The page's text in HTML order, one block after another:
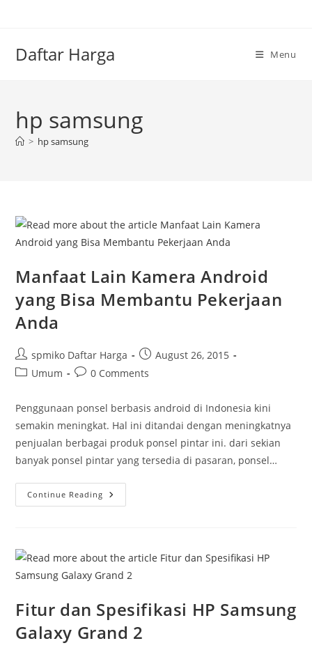
Daftar Harga Menu
hp samsung
> hp samsung
Manfaat Lain Kamera Android
yang Bisa Membantu Pekerjaan
Anda
Post
author:
spmiko Daftar Harga
Post
published:
August 26, 2015
PostUmum
Post0 Comments
Penggunaan ponsel berbasis android di Indonesia kini
semakin meningkat. Hal ini ditandai dengan meningkatnya
penjualan berbagai produk ponsel pintar ini. dari sekian
banyak ponsel pintar yang tersedia di pasaran, ponsel…
Continue Reading Manfaat
Lain
Membantu
Pekerjaan
Anda
Fitur dan Spesifikasi HP Samsung
Galaxy Grand 2